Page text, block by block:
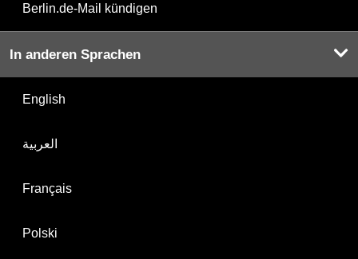
Berlin.de-Mail kündigen
In anderen Sprachen
English
العربية
Français
Polski